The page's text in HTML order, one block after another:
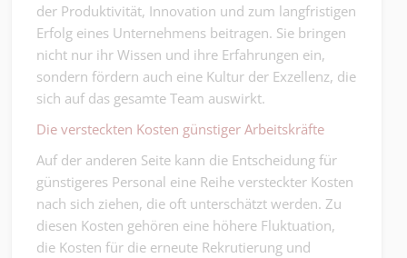
der Produktivität, Innovation und zum langfristigen
Erfolg eines Unternehmens beitragen. Sie bringen
nicht nur ihr Wissen und ihre Erfahrungen ein,
sondern fördern auch eine Kultur der Exzellenz, die
sich auf das gesamte Team auswirkt.
Die versteckten Kosten günstiger Arbeitskräfte
Auf der anderen Seite kann die Entscheidung für
günstigeres Personal eine Reihe versteckter Kosten
nach sich ziehen, die oft unterschätzt werden. Zu
diesen Kosten gehören eine höhere Fluktuation,
die Kosten für die erneute Rekrutierung und